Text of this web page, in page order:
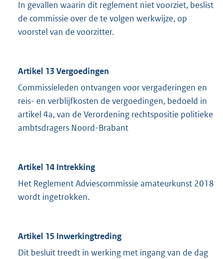
In gevallen waarin dit reglement niet voorziet, beslist
de commissie over de te volgen werkwijze, op
voorstel van de voorzitter.
Artikel 13Vergoedingen
Commissieleden ontvangen voor vergaderingen en
reis- en verblijfkosten de vergoedingen, bedoeld in
artikel 4a, van de Verordening rechtspositie politieke
ambtsdragers Noord-Brabant
Artikel 14 Intrekking
Het Reglement Adviescommissie amateurkunst 2018
wordt ingetrokken.
Artikel 15 Inwerkingtreding
Dit besluit treedt in werking met ingang van de dag